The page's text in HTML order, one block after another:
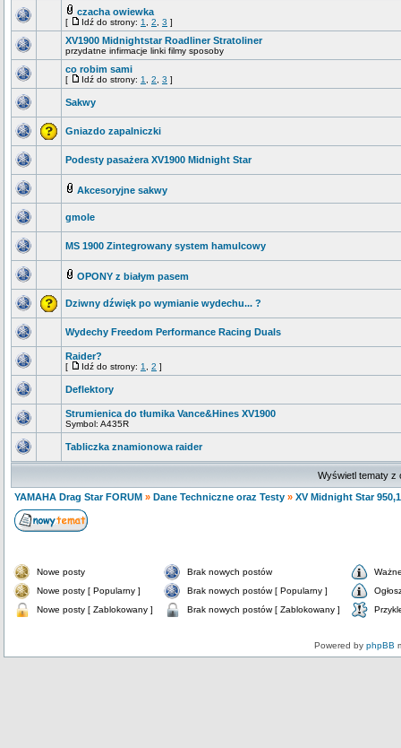
czacha owiewka
[ Idź do strony: 1 2 3 ]
XV1900 Midnightstar Roadliner Stratoliner
przydatne infirmacje linki filmy sposoby
co robim sami
[ Idź do strony: 1 2 3 ]
Sakwy
Gniazdo zapalniczki
Podesty pasażera XV1900 Midnight Star
Akcesoryjne sakwy
gmole
MS 1900 Zintegrowany system hamulcowy
OPONY z białym pasem
Dziwny dźwięk po wymianie wydechu... ?
Wydechy Freedom Performance Racing Duals
Raider?
[ Idź do strony: 1 2 ]
Deflektory
Strumienica do tłumika Vance&Hines XV1900
Symbol: A435R
Tabliczka znamionowa raider
Wyświetl tematy z
YAMAHA Drag Star FORUM » Dane Techniczne oraz Testy » XV Midnight Star
Nowe posty Brak nowych postów
Nowe posty [ Popularny ]
Brak nowych postów [ Popularny ]
Nowe posty [ Zablokowany ]
Brak nowych postów [ Zablokowany ]
Powered by phpBB